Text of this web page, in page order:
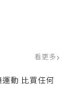
看更多
動 比買任何